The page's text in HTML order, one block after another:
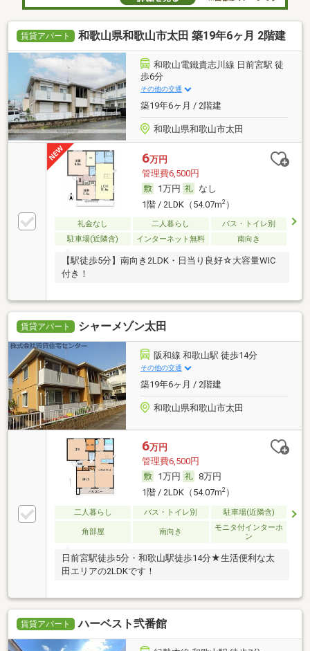
賃貸アパート 和歌山県和歌山市太田 築19年6ヶ月 2階建
和歌山電鐵貴志川線 日前宮駅 徒
歩6分
その他の交通
築19年6ヶ月 / 2階建
和歌山県和歌山市太田
6万円
管理費6,500円
1万円
なし
1階 / 2LDK（54.07m2）
礼金なし 二人暮らし
バス・トイレ別
駐車場(近隣含)
インターネット無料 南向き
【駅徒歩5分】南向き2LDK・日当り良好☆大容量WIC
付き！
賃貸アパート シャーメゾン太田
阪和線 和歌山駅 徒歩14分
その他の交通
築19年6ヶ月 / 2階建
和歌山県和歌山市太田
6万円
管理費6,500円
1万円
8万円
1階 / 2LDK（54.07m2）
二人暮らし バス・トイレ別 駐車場(近隣含)
角部屋 南向き
モニタ付インターホ
ン
日前宮駅徒歩5分・和歌山駅徒歩14分★生活便利な太
田エリアの2LDKです！
賃貸アパート ハーベスト弐番館